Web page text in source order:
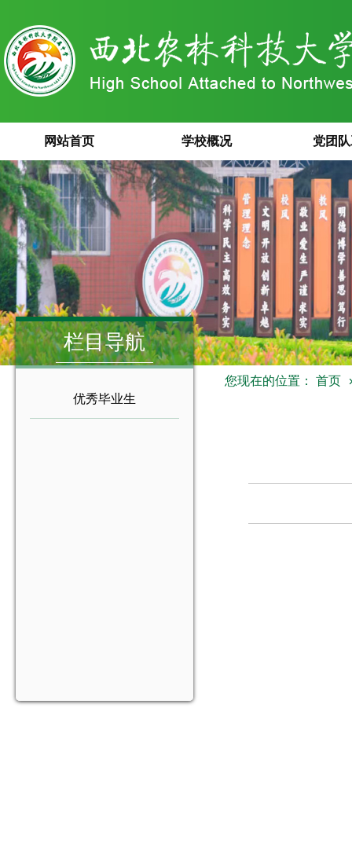
网站首页 学校概况 党团
栏目导航
优秀毕业生
您现在的位置： 首页